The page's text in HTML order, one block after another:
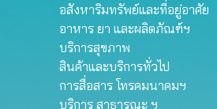
อสังหาริมทรัพย์และที่อยู่อาศัย
อาหาร ยา และผลิตภัณฑ์ฯ
บริการสุขภาพ
สินค้าและบริการทั่วไป
การสื่อสาร โทรคมนาคมฯ
บริการ สาธารณะ ฯ